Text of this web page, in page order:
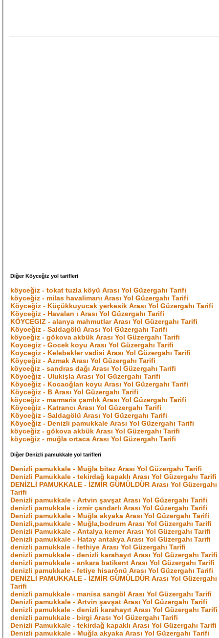
Diğer Köyceğiz yol tarifleri
köyceğiz - tokat tuzla köyü Arası Yol Güzergahı Tarifi
köyceğiz - milas havalimanı Arası Yol Güzergahı Tarifi
Köyceğiz - Küçükkuyucak yerkesik Arası Yol Güzergahı Tarifi
Köyceğiz - Havalan ı Arası Yol Güzergahı Tarifi
KÖYCEGIZ - alanya mahmutlar Arası Yol Güzergahı Tarifi
Köyceğiz - Saldagölü Arası Yol Güzergahı Tarifi
köyceğiz - gökova akbük Arası Yol Güzergahı Tarifi
Koycegiz - Gocek koyu Arası Yol Güzergahı Tarifi
Koycegiz - Kelebekler vadisi Arası Yol Güzergahı Tarifi
Köyçeğiz - Azmak Arası Yol Güzergahı Tarifi
köyceğiz - sandras dağı Arası Yol Güzergahı Tarifi
Köyceğiz - Ulukişla Arası Yol Güzergahı Tarifi
Köyceğiz - Kocaoğlan koyu Arası Yol Güzergahı Tarifi
Köyceğiz - B Arası Yol Güzergahı Tarifi
köyceğiz - marmaris çamlık Arası Yol Güzergahı Tarifi
Köyceğiz - Katrancı Arası Yol Güzergahı Tarifi
Köyceğiz - Saldagölü Arası Yol Güzergahı Tarifi
Köyceğiz - Denizli pamukkale Arası Yol Güzergahı Tarifi
köyceğiz - gökova akbük Arası Yol Güzergahı Tarifi
köyceğiz - muğla ortaca Arası Yol Güzergahı Tarifi
Diğer Denizli pamukkale yol tarifleri
Denizli pamukkale - Muğla bitez Arası Yol Güzergahı Tarifi
Denizli Pamukkale - tekirdağ kapaklı Arası Yol Güzergahı Tarifi
DENİZLİ PAMUKKALE - İZMİR GÜMÜLDÜR Arası Yol Güzergahı
Tarifi
Denizli pamukkale - Artvin şavşat Arası Yol Güzergahı Tarifi
denizli pamukkale - izmir çandarlı Arası Yol Güzergahı Tarifi
Denizli pamukkale - Muğla akyaka Arası Yol Güzergahı Tarifi
Denizli,pamukkale - Muğla,bodrum Arası Yol Güzergahı Tarifi
Denizli Pamukkale - Antalya kemer Arası Yol Güzergahı Tarifi
Denizli pamukkale - Hatay antakya Arası Yol Güzergahı Tarifi
denizli pamukkale - fethiye Arası Yol Güzergahı Tarifi
denizli pamukkale - denizli karahayıt Arası Yol Güzergahı Tarifi
denizli pamukkale - ankara batikent Arası Yol Güzergahı Tarifi
denizli pamukkale - fetiye hisarönü Arası Yol Güzergahı Tarifi
DENİZLİ PAMUKKALE - İZMİR GÜMÜLDÜR Arası Yol Güzergahı
Tarifi
denizli pamukkale - manisa sarıgöl Arası Yol Güzergahı Tarifi
Denizli pamukkale - Artvin şavşat Arası Yol Güzergahı Tarifi
denizli pamukkale - denizli karahayıt Arası Yol Güzergahı Tarifi
denizli pamukkale - birgi Arası Yol Güzergahı Tarifi
Denizli Pamukkale - tekirdağ kapaklı Arası Yol Güzergahı Tarifi
Denizli pamukkale - Muğla akyaka Arası Yol Güzergahı Tarifi